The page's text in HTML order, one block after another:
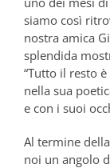
siamo così
nostra amica
splendida
“Tutto il resto
nella sua
e con i suoi
Al termine
noi un angolo